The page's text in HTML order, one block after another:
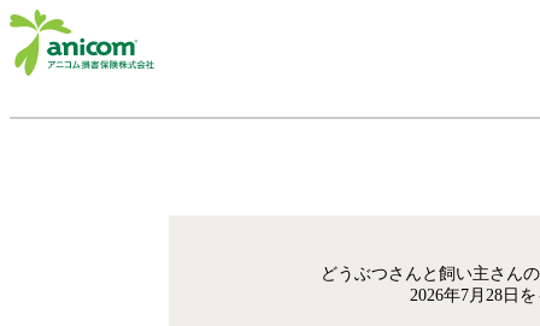
どうぶつさんと飼い主さん
2026年7月28日